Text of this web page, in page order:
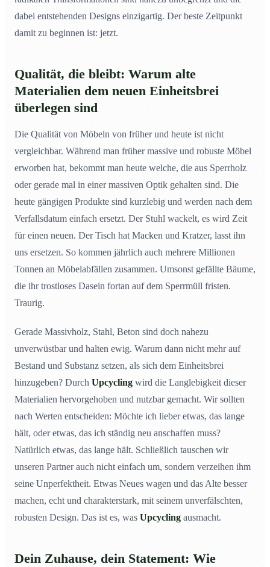
dabei entstehenden Designs einzigartig. Der beste Zeitpunkt
damit zu beginnen ist: jetzt.
Qualität, die bleibt: Warum alte
Materialien dem neuen Einheitsbrei
überlegen sind
Die Qualität von Möbeln von früher und heute ist nicht
vergleichbar. Während man früher massive und robuste Möbel
erworben hat, bekommt man heute welche, die aus Sperrholz
oder gerade mal in einer massiven Optik gehalten sind. Die
heute gängigen Produkte sind kurzlebig und werden nach dem
Verfallsdatum einfach ersetzt. Der Stuhl wackelt, es wird Zeit
für einen neuen. Der Tisch hat Macken und Kratzer, lasst ihn
uns ersetzen. So kommen jährlich auch mehrere Millionen
Tonnen an Möbelabfällen zusammen. Umsonst gefällte Bäume,
die ihr trostloses Dasein fortan auf dem Sperrmüll fristen.
Traurig.
Gerade Massivholz, Stahl, Beton sind doch nahezu
unverwüstbar und halten ewig. Warum dann nicht mehr auf
Bestand und Substanz setzen, als sich dem Einheitsbrei
hinzugeben? Durch Upcycling wird die Langlebigkeit dieser
Materialien hervorgehoben und nutzbar gemacht. Wir sollten
nach Werten entscheiden: Möchte ich lieber etwas, das lange
hält, oder etwas, das ich ständig neu anschaffen muss?
Natürlich etwas, das lange hält. Schließlich tauschen wir
unseren Partner auch nicht einfach um, sondern verzeihen ihm
seine Unperfektheit. Etwas Neues wagen und das Alte besser
machen, echt und charakterstark, mit seinem unverfälschten,
robusten Design. Das ist es, was Upcycling ausmacht.
Dein Zuhause, dein Statement: Wie